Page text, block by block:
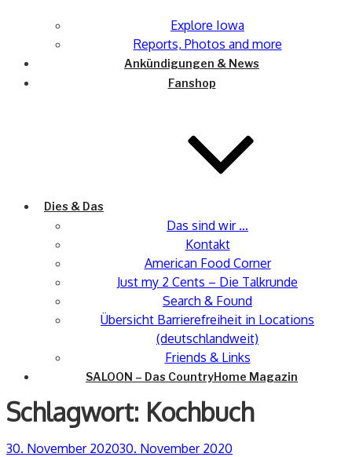
Explore Iowa
Reports, Photos and more
Ankündigungen & News
Fanshop
Dies & Das
Das sind wir …
Kontakt
American Food Corner
Just my 2 Cents – Die Talkrunde
Search & Found
Übersicht Barrierefreiheit in Locations
(deutschlandweit)
Friends & Links
SALOON – Das CountryHome Magazin
Schlagwort: Kochbuch
Veröffentlicht
30. November 202030. November 2020